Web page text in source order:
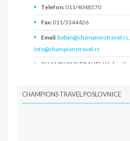
Telefon: 011/4048570
Fax: 011/3344426
Email:boban@championstravel.rs,
info@championstravel.rs
CHAMPIONS TRAVEL Web sajt:
PIB:108477322
CHAMPIONS TRAVEL POSLOVNICE